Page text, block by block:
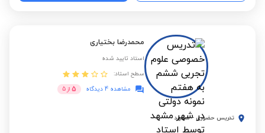
محمدرضا بختیاری
استاد تایید شده
سطح استاد:
مشاهده 4 دیدگاه
5 از 5
تدریس حضوری - مشهد